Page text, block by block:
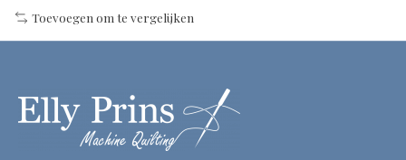
Toevoegen om te vergelijken